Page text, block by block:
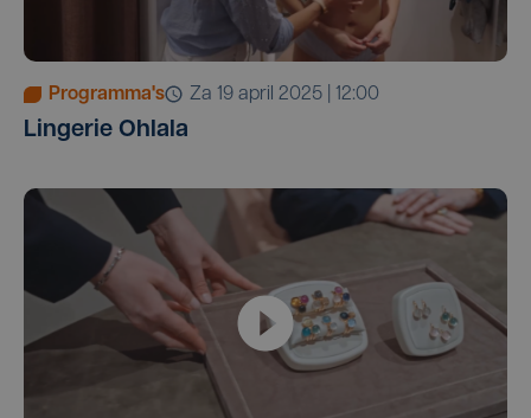
Programma's za 19 april 2025 | 12:00
Lingerie Ohlala